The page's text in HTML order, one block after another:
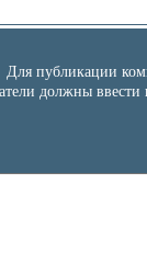
Для публикации
должны